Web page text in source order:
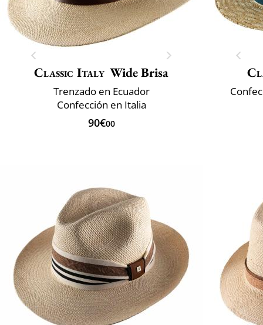
Classic Italy Wide Brisa
Trenzado en Ecuador
Confección en Italia
90€00